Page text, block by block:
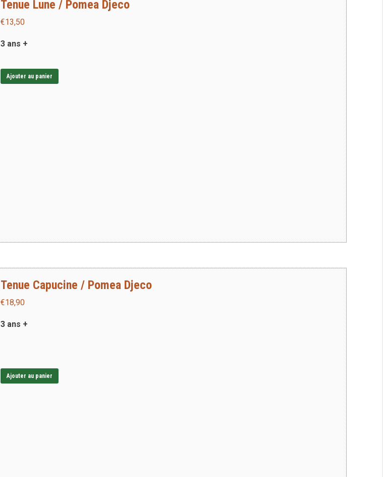
Tenue Lune / Pomea Djeco
€13,50
3 ans +
Ajouter au panier
Tenue Capucine / Pomea Djeco
€18,90
3 ans +
Ajouter au panier